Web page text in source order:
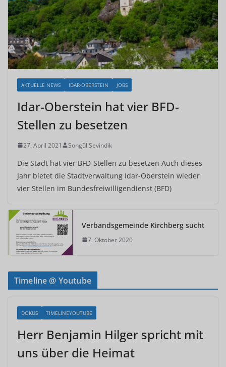
AKTUELLE NEWS IDAR-OBERSTEIN JOBS
Idar-Oberstein hat vier BFD-
Stellen zu besetzen
27. April 2021 Songül Sevindik
Die Stadt hat vier BFD-Stellen zu besetzen Auch dieses
Jahr bietet die Stadtverwaltung Idar-Oberstein wieder
vier Stellen im Bundesfreiwilligendienst (BFD)
Verbandsgemeinde Kirchberg sucht
7. Oktober 2020
Timeline @ Youtube
DOKUS TIMELINEYOUTUBE
Herr Benjamin Hilger spricht mit
uns über die Heimat